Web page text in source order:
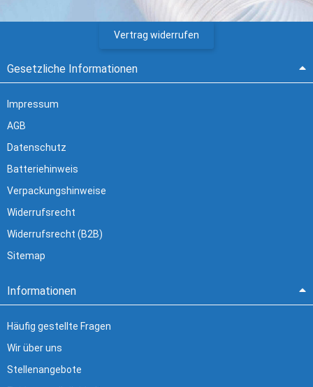
Vertrag widerrufen
Gesetzliche Informationen
Impressum
AGB
Datenschutz
Batteriehinweis
Verpackungshinweise
Widerrufsrecht
Widerrufsrecht (B2B)
Sitemap
Informationen
Häufig gestellte Fragen
Wir über uns
Stellenangebote